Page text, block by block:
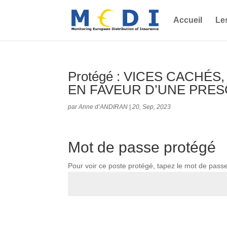
Accueil
Protégé : VICES
EN FAVEUR D’UNE
parAnne d’ANDIRAN |20, Sep, 2023
Mot de passe protégé
Pour voir ce poste protégé, tapez le mot de